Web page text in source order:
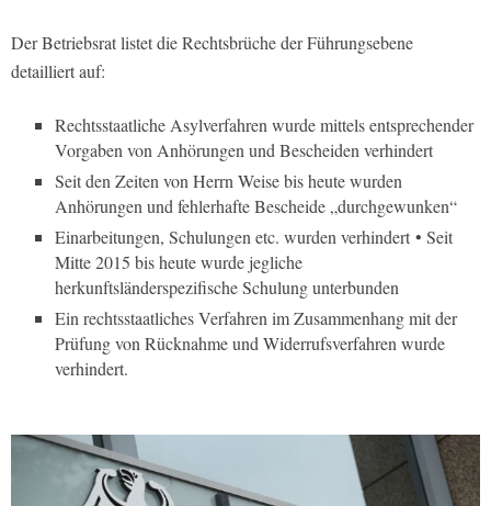
Der Betriebsrat listet die Rechtsbrüche der Führungsebene
detailliert auf:
Rechtsstaatliche Asylverfahren wurde mittels entsprechender
Vorgaben von Anhörungen und Bescheiden verhindert
Seit den Zeiten von Herrn Weise bis heute wurden
Anhörungen und fehlerhafte Bescheide „durchgewunken“
Einarbeitungen, Schulungen etc. wurden verhindert • Seit
Mitte 2015 bis heute wurde jegliche
herkunftsländerspezifische Schulung unterbunden
Ein rechtsstaatliches Verfahren im Zusammenhang mit der
Prüfung von Rücknahme und Widerrufsverfahren wurde
verhindert.